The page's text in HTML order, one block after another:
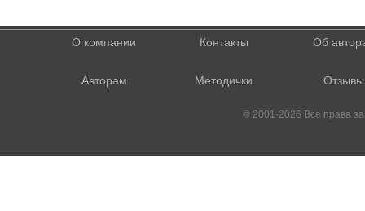
О компании Контакты Об
Авторам Методички Отзывы
© 2001-2026 Все права